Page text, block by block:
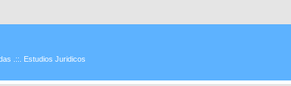
.::. Estudios Juridicos